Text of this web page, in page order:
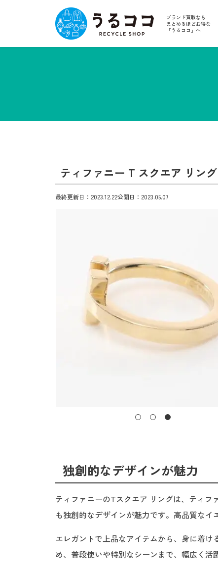
ブランド買取なら
まとめるほどお得な
「うるココ」へ
ティファニー T スクエア リン
最終更新日：2023.12.22公開日：2023.05.07
独創的なデザインが魅力
ティファニーのTスクエア リングは、ティフ
も独創的なデザインが魅力です。高品質なイ
エレガントで上品なアイテムから、身に着
め、普段使いや特別なシーンまで、幅広く活